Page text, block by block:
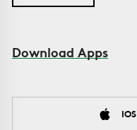
Download Apps
IOS